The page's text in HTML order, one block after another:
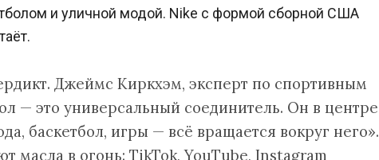
и уличной модой. Nike с формой сборной США
Джеймс Киркхэм, эксперт по спортивным
— это универсальный соединитель. Он в центре
баскетбол, игры — всё вращается вокруг него».
масла в огонь: TikTok, YouTube, Instagram